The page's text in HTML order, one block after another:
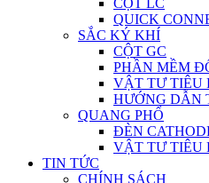
CỘT LC
QUICK
SẮC KÝ KHÍ
CỘT GC
PHẦN MỀM
VẬT TƯ TIÊU
HƯỚNG DẪN
QUANG PHỔ
ĐÈN
VẬT TƯ TIÊU
TIN TỨC
CHÍNH SÁCH